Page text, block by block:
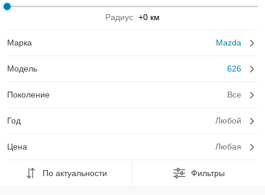
Радиус +0 км
Марка Mazda
Модель 626
Поколение Все
Год Любой
Цена Любая
По актуальности Фильтры